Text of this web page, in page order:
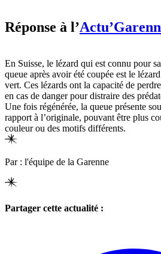
Réponse à l’
En Suisse, le lézard qui est connu pour
queue après avoir été coupée est le
vert. Ces lézards ont la capacité de
en cas de danger pour distraire des
Une fois régénérée, la queue présente
rapport à l’originale, pouvant être plus
couleur ou des motifs différents.
Par : l'équipe de la Garenne
Partager cette actualité :